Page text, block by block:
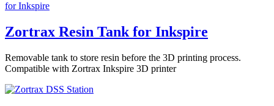
Zortrax Resin Tank for Inkspire
Removable tank to store resin before the 3D printing process.
Compatible with Zortrax Inkspire 3D printer